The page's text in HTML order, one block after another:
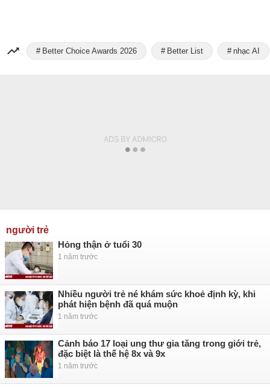
Better Choice Awards 2026 Better List nhạc AI
người trẻ
Hỏng thận ở tuổi 30
1 năm trước
Nhiều người trẻ né khám sức khoẻ định kỳ, khi
phát hiện bệnh đã quá muộn
1 năm trước
Cảnh báo 17 loại ung thư gia tăng trong giới trẻ,
đặc biệt là thế hệ 8x và 9x
1 năm trước